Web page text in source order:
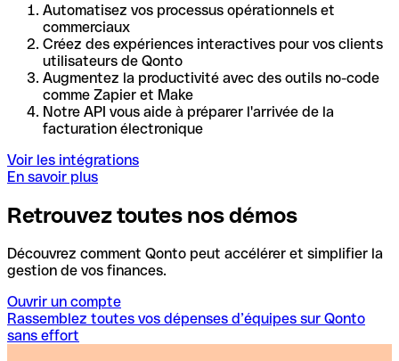
Automatisez vos processus opérationnels et
commerciaux
Créez des expériences interactives pour vos clients
utilisateurs de Qonto
Augmentez la productivité avec des outils no-code
comme Zapier et Make
Notre API vous aide à préparer l'arrivée de la
facturation électronique
Voir les intégrations
En savoir plus
Retrouvez toutes nos démos
Découvrez comment Qonto peut accélérer et simplifier la
gestion de vos finances.
Ouvrir un compte
Rassemblez toutes vos dépenses d’équipes sur Qonto
sans effort